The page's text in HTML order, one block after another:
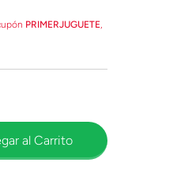
PRIMERJUGUETE,
al Carrito